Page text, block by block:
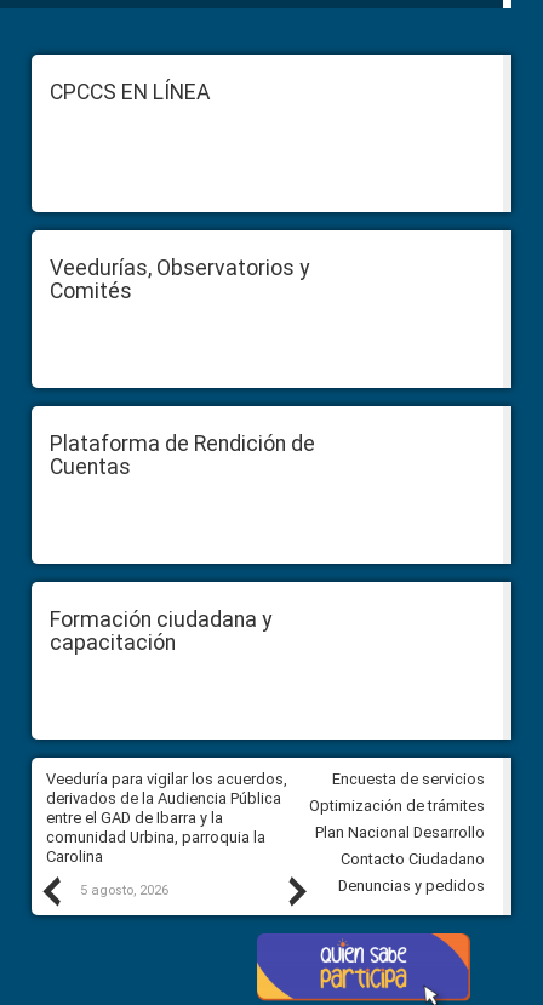
FooterCPCCS EN LÍNEA
Veedurías, Observatorios y
Comités
Plataforma de Rendición de
Cuentas
Formación ciudadana y
capacitación
Previous
Veeduría para vigilar los acuerdos,
derivados de la Audiencia Pública
entre el GAD de Ibarra y la
comunidad Urbina, parroquia la
Carolina
5 agosto, 2026
CPCCS convoca a Veeduría
Ciudadana para vigilar el
5 agosto, 2026
Next
Encuesta de servicios
Optimización de trámites
Plan Nacional Desarrollo
Contacto Ciudadano
Denuncias y pedidos